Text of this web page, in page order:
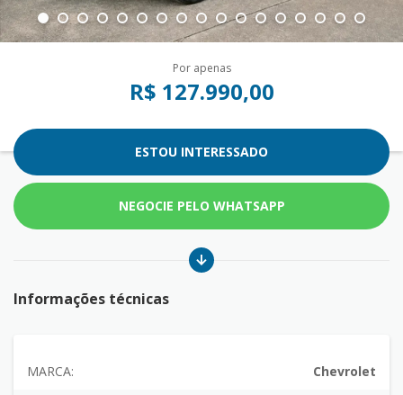
Por apenas
R$ 127.990,00
ESTOU INTERESSADO
NEGOCIE PELO WHATSAPP
Informações técnicas
MARCA: Chevrolet